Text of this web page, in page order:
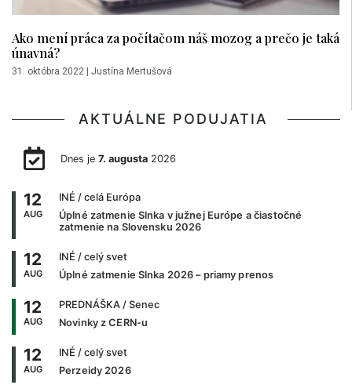
Ako mení práca za počítačom náš mozog a prečo je taká
únavná?
31. októbra 2022 | Justína Mertušová
AKTUÁLNE PODUJATIA
Dnes je 7. augusta2026
12
AUG
INÉ / celá Európa
Úplné zatmenie Slnka v južnej Európe a čiastočné
zatmenie na Slovensku 2026
12
AUG
INÉ / celý svet
Úplné zatmenie Slnka 2026 – priamy prenos
12
AUG
PREDNÁŠKA / Senec
Novinky z CERN-u
12
AUG
INÉ / celý svet
Perzeidy 2026